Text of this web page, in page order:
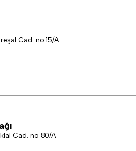
Cad. no 15/A
Cad. no 80/A